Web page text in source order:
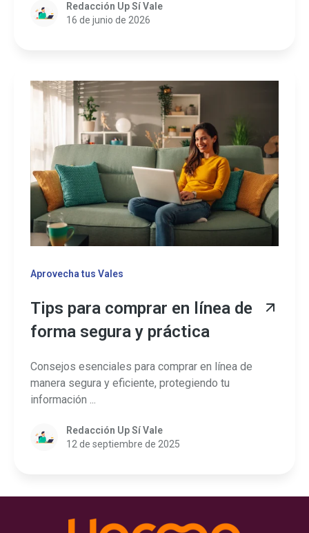
Redacción Up Sí Vale
16 de junio de 2026
Aprovecha tus Vales
Tips para comprar en línea de
forma segura y práctica
Consejos esenciales para comprar en línea de
manera segura y eficiente, protegiendo tu
información ...
Redacción Up Sí Vale
12 de septiembre de 2025